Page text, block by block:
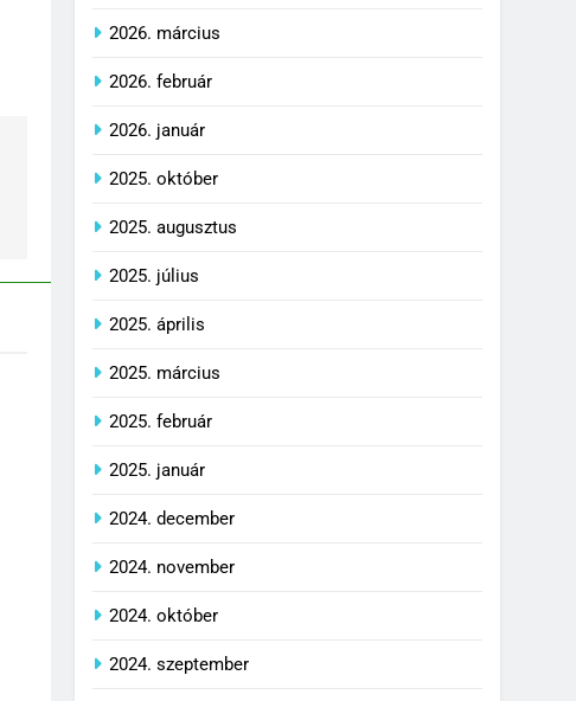
2026. március
2026. február
2026. január
2025. október
2025. augusztus
2025. július
2025. április
2025. március
2025. február
2025. január
2024. december
2024. november
2024. október
2024. szeptember